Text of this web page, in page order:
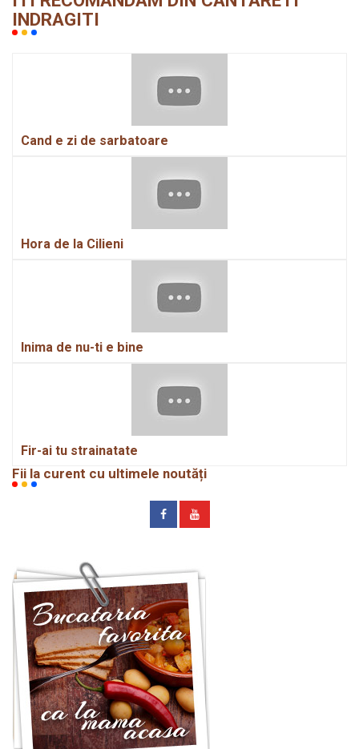
INDRAGITI
Cand e zi de sarbatoare
Hora de la Cilieni
Inima de nu-ti e bine
Fir-ai tu strainatate
Fii la curent cu ultimele noutăți